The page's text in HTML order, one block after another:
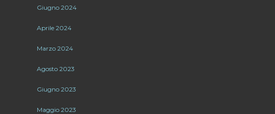
Giugno 2024
Aprile 2024
Marzo 2024
Agosto 2023
Giugno 2023
Maggio 2023